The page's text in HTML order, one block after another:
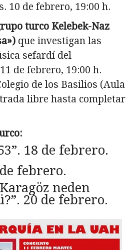
10 de febrero, 19:00 h.
turco Kelebek-Naz
que investigan las
sefardí del
de febrero, 19:00 h.
de los Basilios (Aula
libre hasta completar
18 de febrero.
febrero.
neden
20 de febrero.